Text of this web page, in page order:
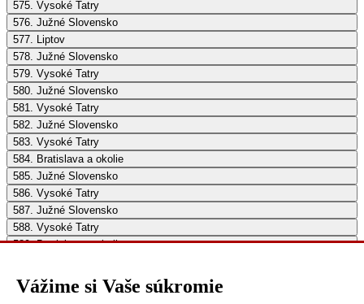
575. Vysoké Tatry
576. Južné Slovensko
577. Liptov
578. Južné Slovensko
579. Vysoké Tatry
580. Južné Slovensko
581. Vysoké Tatry
582. Južné Slovensko
583. Vysoké Tatry
584. Bratislava a okolie
585. Južné Slovensko
586. Vysoké Tatry
587. Južné Slovensko
588. Vysoké Tatry
589. Bratislava a okolie
591. Východné Slovensko
592. Vysoké Tatry
Vážime si Vaše súkromie